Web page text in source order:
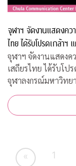
จุฬาฯ จัดงานแสดงคว
ไทย ได้รับโปรดเกล้า
มหาวิทยาลัย
จุฬาฯ จัดงานแสดงค
เสถียรไทย ได้รับโป
จุฬาลงกรณ์มหาวิทย
« 1